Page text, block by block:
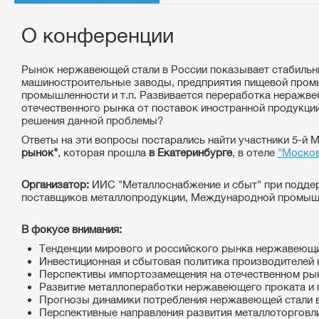
О конференции
Рынок нержавеющей стали в России показывает
машиностроительные заводы, предприятия пищевой
промышленности и т.п. Развивается переработка
отечественного рынка от поставок иностранной
решения данной проблемы?
Ответы на эти вопросы постарались найти участники 5-
рынок", которая прошла в Екатеринбурге, в отеле
Организатор: ИИС "Металлоснабжение и сбыт" при
поставщиков металлопродукции, Международной
В фокусе внимания:
Тенденции мирового и российского рынка
Инвестиционная и сбытовая политика
Перспективы импортозамещения на отечественном
Развитие металлопеработки нержавеющего проката
Прогнозы динамики потребления нержавеющей стали
Перспективные направления развития